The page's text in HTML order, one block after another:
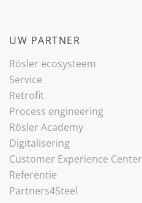
UW PARTNER
Rösler ecosysteem
Service
Retrofit
Process engineering
Rösler Academy
Digitalisering
Customer Experience Center
Referentie
Partners4Steel